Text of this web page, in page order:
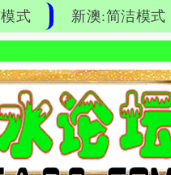
式 新澳:简洁模式